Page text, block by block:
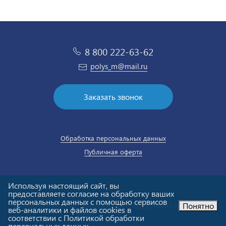
8 800 222-63-62
polys_m@mail.ru
Заказать звонок
Обработка персональных данных
Публичная оферта
© ООО «Полюс-М». Холодильное оборудование «под ключ».
Email:polys_m@mail.ru
Используя настоящий сайт, вы
предоставляете согласие на обработку ваших
персональных данных с помощью сервисов
веб-аналитики и файлов cookies в
соответствии с Политикой обработки
Понятно